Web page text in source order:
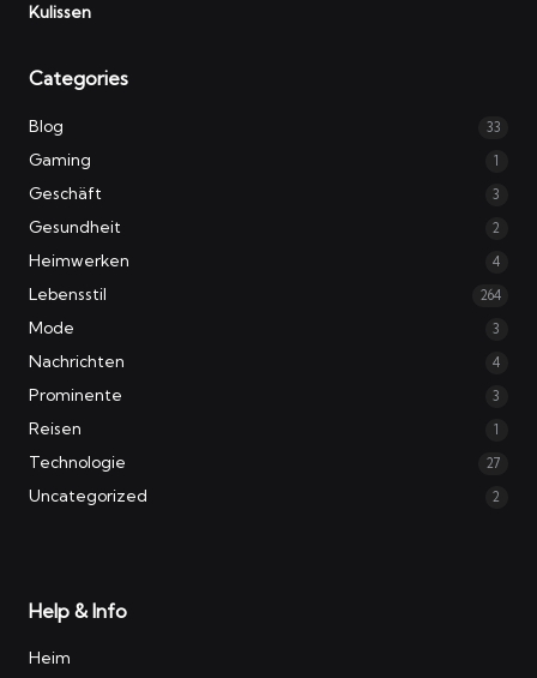
Kulissen
Categories
Blog 33
Gaming 1
Geschäft 3
Gesundheit 2
Heimwerken 4
Lebensstil 264
Mode 3
Nachrichten 4
Prominente 3
Reisen 1
Technologie 27
Uncategorized 2
Help & Info
Heim